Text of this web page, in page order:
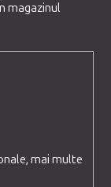
magazinul
mai multe